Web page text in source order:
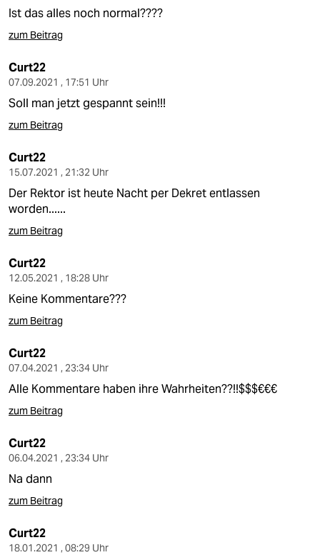
verlag
verlag
veranstaltungen
shop
fragen & hilfe
unterstützen
abo
genossenschaft
epaper login
Ist das alles noch normal????
zum Beitrag
Curt22
07.09.2021 , 17:51 Uhr
Soll man jetzt gespannt sein!!!
zum Beitrag
Curt22
15.07.2021 , 21:32 Uhr
Der Rektor ist heute Nacht per Dekret entlassen
worden......
zum Beitrag
Curt22
12.05.2021 , 18:28 Uhr
Keine Kommentare???
zum Beitrag
Curt22
07.04.2021 , 23:34 Uhr
Alle Kommentare haben ihre Wahrheiten??!!$$$€€€
zum Beitrag
Curt22
06.04.2021 , 23:34 Uhr
Na dann
zum Beitrag
Curt22
18.01.2021 , 08:29 Uhr